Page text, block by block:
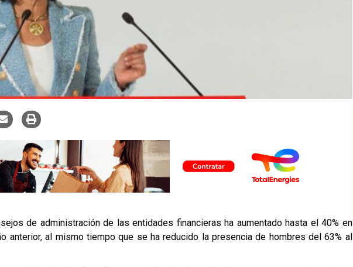
de administración de las entidades financieras ha aumentado hasta el 40% en
anterior, al mismo tiempo que se ha reducido la presencia de hombres del 63% al